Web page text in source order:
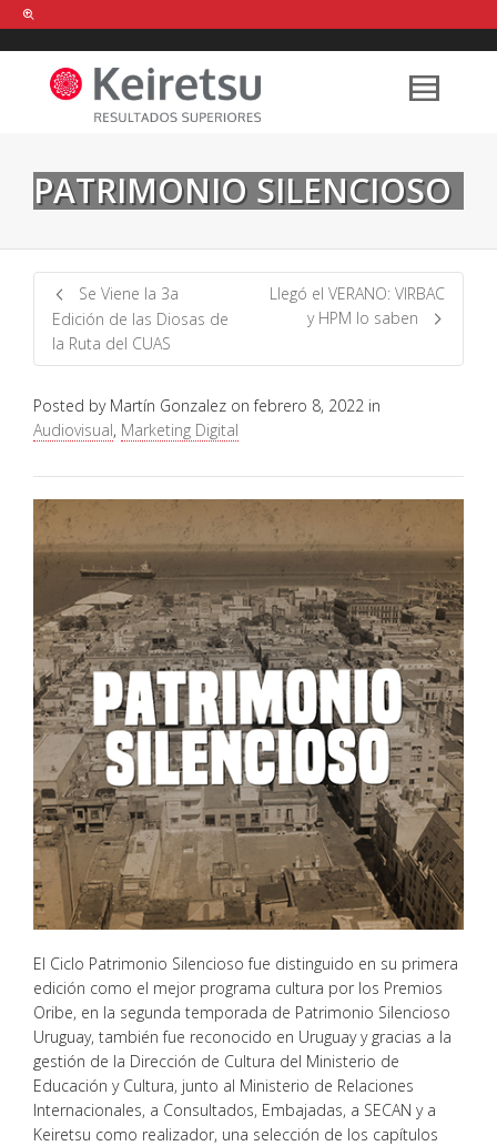
Help me Dante! I'm looking for new
shirts in a size medium
that cost
between £ . Show me all the
PATRIMONIO SILENCIOSO
Se Viene la 3a
Edición de las Diosas de
la Ruta del CUAS
Llegó el VERANO: VIRBAC
y HPM lo saben
Posted by Martín Gonzalez onfebrero 8, 2022 in
Audiovisual, Marketing Digital
El Ciclo Patrimonio Silencioso fue distinguido en su primera
edición como el mejor programa cultura por los Premios
Oribe, en la segunda temporada de Patrimonio Silencioso
Uruguay, también fue reconocido en Uruguay y gracias a la
gestión de la Dirección de Cultura del Ministerio de
Educación y Cultura, junto al Ministerio de Relaciones
Internacionales, a Consultados, Embajadas, a SECAN y a
Keiretsu como realizador, una selección de los capítulos